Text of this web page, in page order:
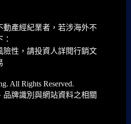
動產經紀業者，若涉海外不
險性，請投資人詳閱行銷文
All Rights Reserved.
牌識別與網站資料之相關